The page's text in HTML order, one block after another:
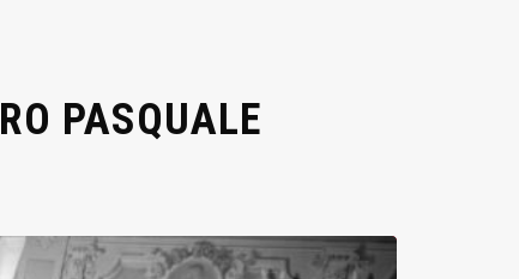
PASQUALE